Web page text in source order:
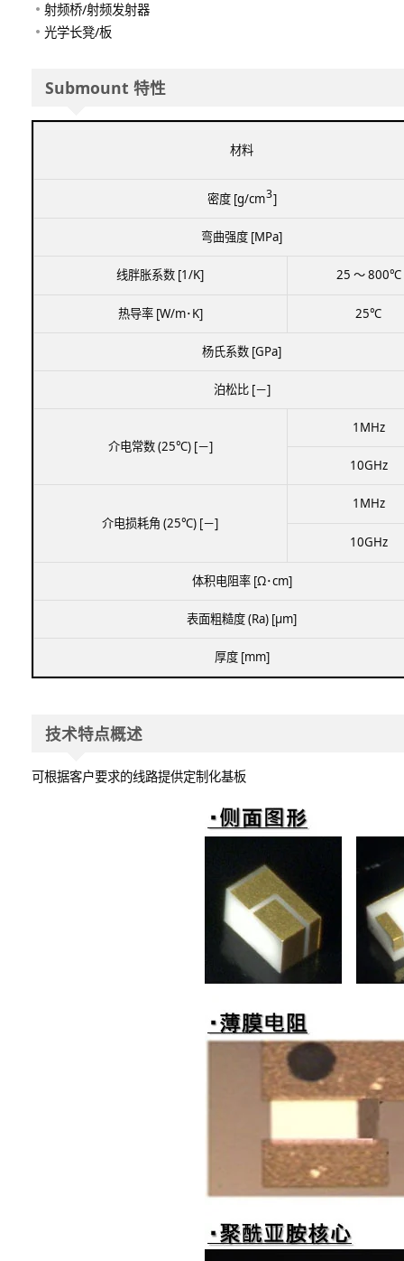
射频桥/射频发射器
光学长凳/板
Submount 特性
材料
密度 [g/cm3]
弯曲强度 [MPa]
线胖胀系数 [1/K] 25 ～ 800℃
热导率 [W/m･K] 25℃
杨氏系数 [GPa]
泊松比 [－]
介电常数 (25℃) [－]
1MHz
10GHz
介电损耗角 (25℃) [－]
1MHz
10GHz
体积电阻率 [Ω･cm]
表面粗糙度 (Ra) [μm]
厚度 [mm]
技术特点概述
可根据客户要求的线路提供定制化基板